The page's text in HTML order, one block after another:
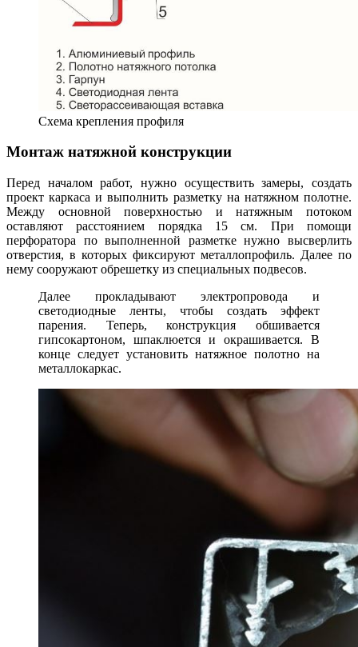
Схема крепления профиля
Монтаж натяжной конструкции
Перед началом работ, нужно осуществить замеры, создать
проект каркаса и выполнить разметку на натяжном полотне.
Между основной поверхностью и натяжным потоком
оставляют расстоянием порядка 15 см. При помощи
перфоратора по выполненной разметке нужно высверлить
отверстия, в которых фиксируют металлопрофиль. Далее по
нему сооружают обрешетку из специальных подвесов.
Далее прокладывают электропровода и
светодиодные ленты, чтобы создать эффект
парения. Теперь, конструкция обшивается
гипсокартоном, шпаклюется и окрашивается. В
конце следует установить натяжное полотно на
металлокаркас.